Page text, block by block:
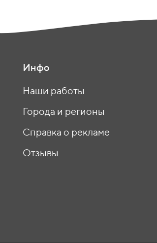
Инфо
Наши работы
Города и регионы
Справка о рекламе
Отзывы